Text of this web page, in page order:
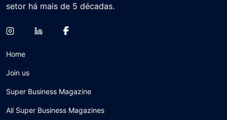
setor há mais de 5 décadas.
Home
Join us
Super Business Magazine
All Super Business Magazines